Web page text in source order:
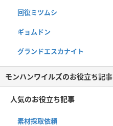
回復ミツムシ
ギョムドン
グランドエスカナイト
モンハンワイルズのお役立ち記事
人気のお役立ち記事
素材採取依頼